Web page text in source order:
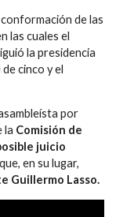
de las
las cuales el
la presidencia
cinco y el
por
la Comisión de
juicio
en su lugar,
Guillermo Lasso.